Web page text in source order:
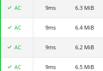
AC 赵知轩
9ms 6.3 MiB
AC 李天佑doudou
9ms 6.4 MiB
AC Ge_pengda
9ms 6.2 MiB
AC 李王子勖
9ms 6.5 MiB